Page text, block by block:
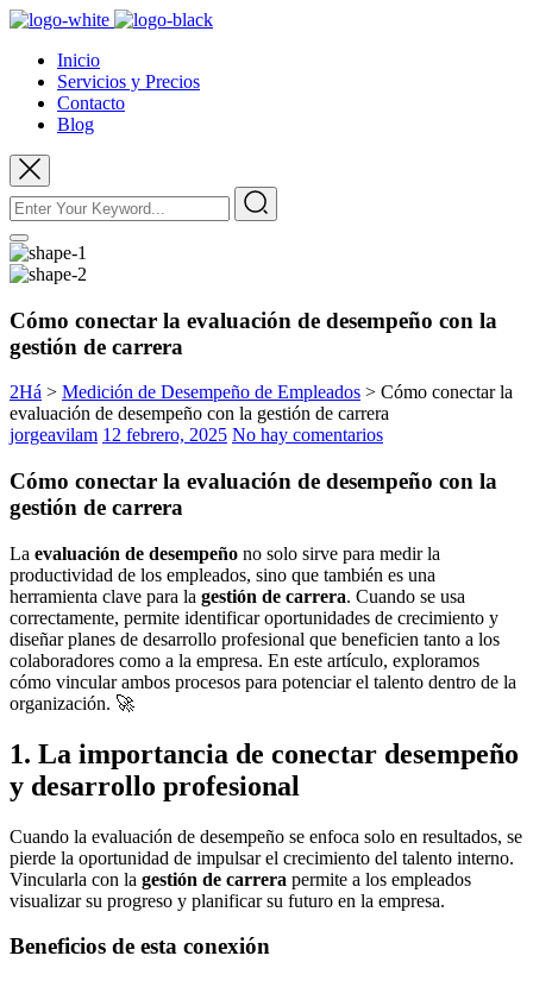
Inicio
Servicios y Precios
Contacto
Blog
Cómo conectar la evaluación de desempeño con la
gestión de carrera
2Há > Medición de Desempeño de Empleados > Cómo conectar la
evaluación de desempeño con la gestión de carrera
jorgeavilam 12 febrero, 2025 No hay comentarios
Cómo conectar la evaluación de desempeño con la
gestión de carrera
La evaluación de desempeño no solo sirve para medir la
productividad de los empleados, sino que también es una
herramienta clave para la gestión de carrera. Cuando se usa
correctamente, permite identificar oportunidades de crecimiento y
diseñar planes de desarrollo profesional que beneficien tanto a los
colaboradores como a la empresa. En este artículo, exploramos
cómo vincular ambos procesos para potenciar el talento dentro de la
organización. 🚀
1. La importancia de conectar desempeño
y desarrollo profesional
Cuando la evaluación de desempeño se enfoca solo en resultados, se
pierde la oportunidad de impulsar el crecimiento del talento interno.
Vincularla con la gestión de carrera permite a los empleados
visualizar su progreso y planificar su futuro en la empresa.
Beneficios de esta conexión